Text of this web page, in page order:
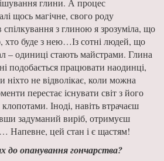
глини. А процес
щось магічне, свого роду
з глиною я зрозуміла, що
хто буде з нею…Із сотні людей, що
– оди­ниці стають майстрами. Глина
подобається працювати наодинці,
ніхто не відволікає, коли можна
перестає існувати світ з його
Іноді, навіть втрачаєш
задуманий виріб, отримуєш
Напевне, цей стан і є щастям!
до опанування гон­чарства?